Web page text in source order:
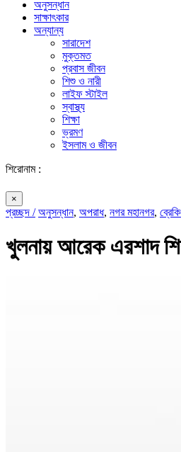
অনুসন্ধান
সাক্ষাৎকার
অন্যান্য
সারাদেশ
মুক্তমত
প্রবাস জীবন
শিশু ও নারী
লাইফ স্টাইল
স্বাস্থ্য
শিক্ষা
ভ্রমণ
ইসলাম ও জীবন
শিরোনাম :
×
প্রচ্ছদ / অনুসন্ধান, অপরাধ, নগর মহানগর,
খুলনায় আরেক এরশাদ